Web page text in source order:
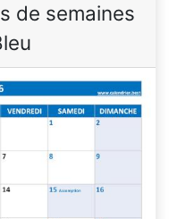
de semaines